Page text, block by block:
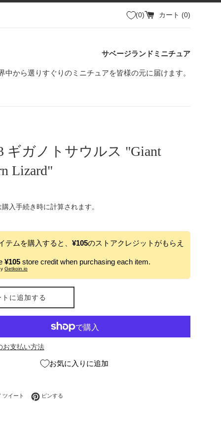
0 カート (0)
サベージランドミニチュア
中から選りすぐりのミニチュアを皆様の元に届けます。
ギガノトサウルス "Giant
Lizard"
購入手続き時に計算されます。
テムを購入すると、 ¥105のストアクレジットがもらえ
¥105 store credit when purchasing each item.
Getkoin.io
に追加する
お支払い方法
お気に入りに追加
でシェアする
ツイート Twitterに投稿する
ピンする